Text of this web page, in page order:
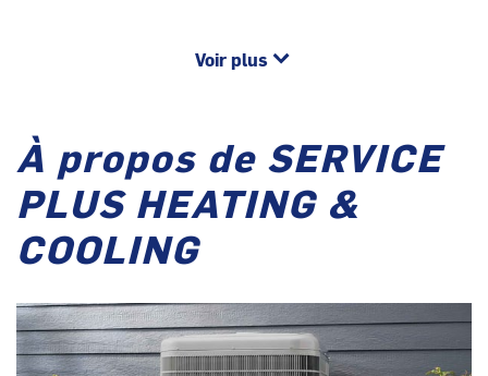
Voir plus
À propos de SERVICE
PLUS HEATING &
COOLING